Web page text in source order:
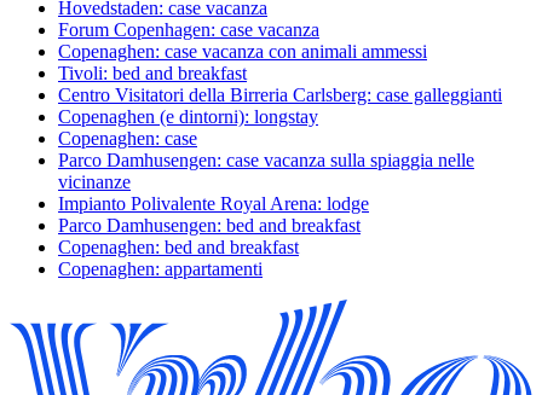
Hovedstaden: case vacanza
Forum Copenhagen: case vacanza
Copenaghen: case vacanza con animali ammessi
Tivoli: bed and breakfast
Centro Visitatori della Birreria Carlsberg: case galleggianti
Copenaghen (e dintorni): longstay
Copenaghen: case
Parco Damhusengen: case vacanza sulla spiaggia nelle
vicinanze
Impianto Polivalente Royal Arena: lodge
Parco Damhusengen: bed and breakfast
Copenaghen: bed and breakfast
Copenaghen: appartamenti